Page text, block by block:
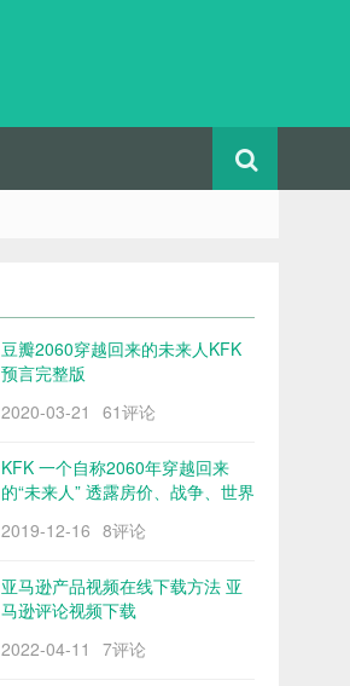
豆瓣2060穿越回来的未来人KFK
预言完整版
2020-03-21
61评论
KFK 一个自称2060年穿越回来
的“未来人” 透露房价、战争、世界
2019-12-16 8评论
亚马逊产品视频在线下载方法 亚
马逊评论视频下载
2022-04-11
7评论